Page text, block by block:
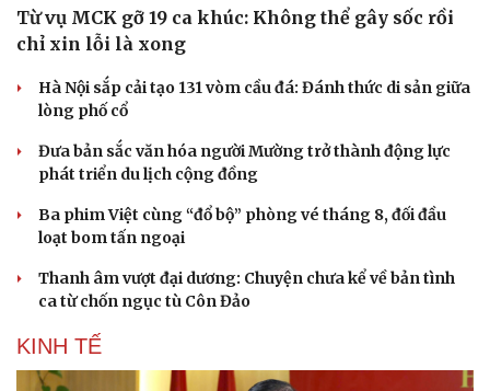
Từ vụ MCK gỡ 19 ca khúc: Không thể gây sốc rồi
chỉ xin lỗi là xong
Hà Nội sắp cải tạo 131 vòm cầu đá: Đánh thức di sản giữa
lòng phố cổ
Đưa bản sắc văn hóa người Mường trở thành động lực
phát triển du lịch cộng đồng
Ba phim Việt cùng “đổ bộ” phòng vé tháng 8, đối đầu
loạt bom tấn ngoại
Thanh âm vượt đại dương: Chuyện chưa kể về bản tình
ca từ chốn ngục tù Côn Đảo
KINH TẾ